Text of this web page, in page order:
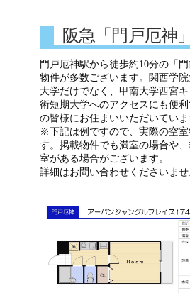
阪急「門戸厄神
門戸厄神駅から徒歩約10分の「
物件が多数ございます。関西学
大学だけでなく、甲南大学西宮
術短期大学へのアクセスにも便
の皆様にお住まいいただいていま
※下記は例ですので、実際の空室
す。掲載物件でも満室の場合や
室がある場合がございます。
詳細はお問い合わせくださいませ